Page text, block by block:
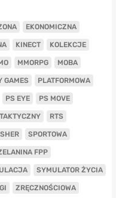
EKONOMICZNA
KINECT KOLEKCJE
MMORPG MOBA
GAMES PLATFORMOWA
PS EYE PS MOVE
RTS
SPORTOWA
FPP
SYMULATOR ŻYCIA
ZRĘCZNOŚCIOWA